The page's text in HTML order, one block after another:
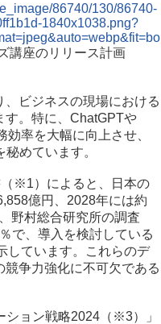
86740/130/86740-
1840x1038.png?
講座のリリース計画
ビジネスの現場における
す。特に、ChatGPTや
率を大幅に向上させ、
めています。
※1）によると、日本の
億円、2028年には約
野村総合研究所の調査
で、導入を検討している
しています。これらのデ
争力強化に不可欠である
ョン戦略2024（※3）」